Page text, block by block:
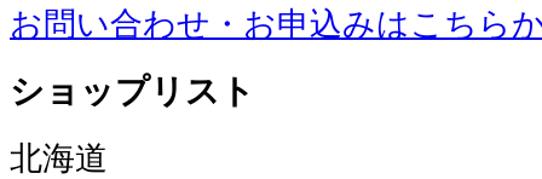
お問い合わせ・お申込みはこちら
ショップリスト
北海道